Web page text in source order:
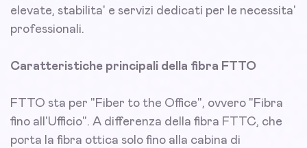
elevate, stabilita' e servizi dedicati per le necessita'
professionali.
Caratteristiche principali della fibra FTTO
FTTO sta per "Fiber to the Office", ovvero "Fibra
fino all'Ufficio". A differenza della fibra FTTC, che
porta la fibra ottica solo fino alla cabina di